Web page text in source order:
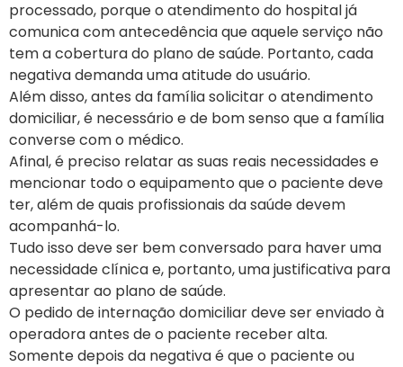
processado, porque o atendimento do hospital já
comunica com antecedência que aquele serviço não
tem a cobertura do plano de saúde. Portanto, cada
negativa demanda uma atitude do usuário.
Além disso, antes da família solicitar o atendimento
domiciliar, é necessário e de bom senso que a família
converse com o médico.
Afinal, é preciso relatar as suas reais necessidades e
mencionar todo o equipamento que o paciente deve
ter, além de quais profissionais da saúde devem
acompanhá-lo.
Tudo isso deve ser bem conversado para haver uma
necessidade clínica e, portanto, uma justificativa para
apresentar ao plano de saúde.
O pedido de internação domiciliar deve ser enviado à
operadora antes de o paciente receber alta.
Somente depois da negativa é que o paciente ou